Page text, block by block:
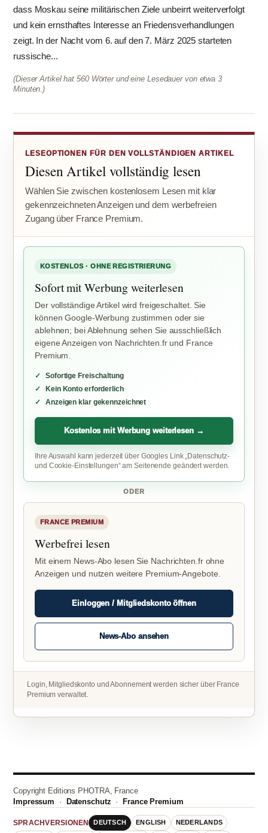
dass Moskau seine militärischen Ziele unbeirrt weiterverfolgt
und kein ernsthaftes Interesse an Friedensverhandlungen
zeigt. In der Nacht vom 6. auf den 7. März 2025 starteten
russische...
(Dieser Artikel hat 560 Wörter und eine Lesedauer von etwa 3
Minuten.)
LESEOPTIONEN FÜR DEN VOLLSTÄNDIGEN ARTIKEL
Diesen Artikel vollständig lesen
Wählen Sie zwischen kostenlosem Lesen mit klar
gekennzeichneten Anzeigen und dem werbefreien
Zugang über France Premium.
KOSTENLOS · OHNE REGISTRIERUNG
Sofort mit Werbung weiterlesen
Der vollständige Artikel wird freigeschaltet. Sie
können Google-Werbung zustimmen oder sie
ablehnen; bei Ablehnung sehen Sie ausschließlich
eigene Anzeigen von Nachrichten.fr und France
Premium.
Sofortige Freischaltung
Kein Konto erforderlich
Anzeigen klar gekennzeichnet
Kostenlos mit Werbung weiterlesen →
Ihre Auswahl kann jederzeit über Googles Link „Datenschutz-
und Cookie-Einstellungen“ am Seitenende geändert werden.
ODER
FRANCE PREMIUM
Werbefrei lesen
Mit einem News-Abo lesen Sie Nachrichten.fr ohne
Anzeigen und nutzen weitere Premium-Angebote.
Einloggen / Mitgliedskonto öffnen
News-Abo ansehen
Login, Mitgliedskonto und Abonnement werden sicher über France
Premium verwaltet.
Copyright Editions PHOTRA, France
Impressum · Datenschutz ·France Premium
SPRACHVERSIONEN DEUTSCH ENGLISH NEDERLANDS